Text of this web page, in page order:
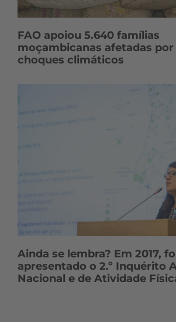
FAO apoiou 5.640 famílias
moçambicanas afetadas
choques climáticos
Ainda se lembra? Em 2017,
apresentado o 2.º Inquérito
Nacional e de Atividade